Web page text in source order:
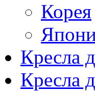
Корея
Кресла
Кресла